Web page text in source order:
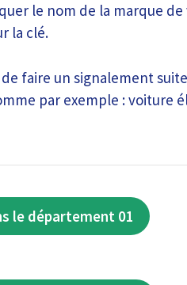
le nom de la marque
la clé.
faire un signalement
par exemple : voiture
le département 01